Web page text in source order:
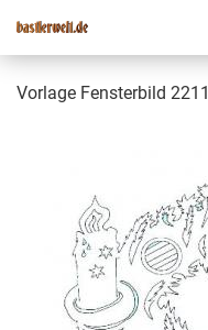
Vorlage Fensterbild 2211